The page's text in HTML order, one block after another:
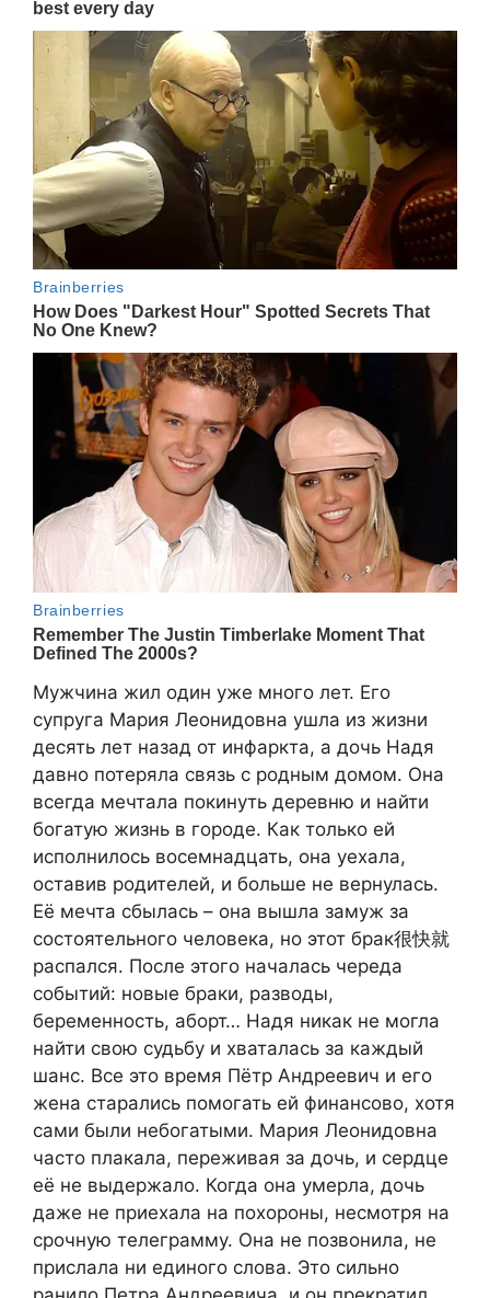
Мужчина жил один уже много лет. Его
супруга Мария Леонидовна ушла из жизни
десять лет назад от инфаркта, а дочь Надя
давно потеряла связь с родным домом. Она
всегда мечтала покинуть деревню и найти
богатую жизнь в городе. Как только ей
исполнилось восемнадцать, она уехала,
оставив родителей, и больше не вернулась.
Её мечта сбылась – она вышла замуж за
состоятельного человека, но этот брак很快就
распался. После этого началась череда
событий: новые браки, разводы,
беременность, аборт… Надя никак не могла
найти свою судьбу и хваталась за каждый
шанс. Все это время Пётр Андреевич и его
жена старались помогать ей финансово, хотя
сами были небогатыми. Мария Леонидовна
часто плакала, переживая за дочь, и сердце
её не выдержало. Когда она умерла, дочь
даже не приехала на похороны, несмотря на
срочную телеграмму. Она не позвонила, не
прислала ни единого слова. Это сильно